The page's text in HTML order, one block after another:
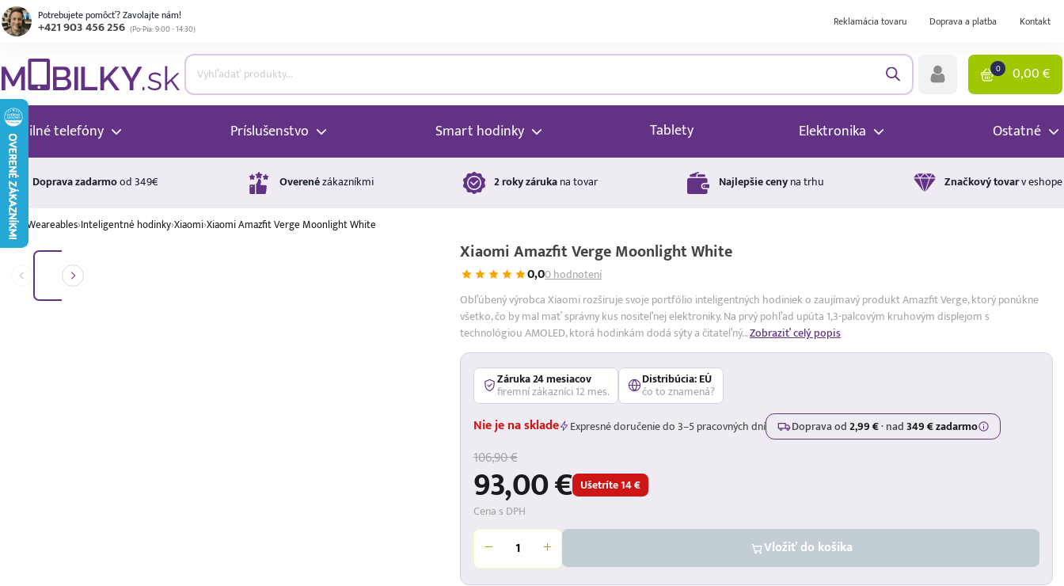
Potrebujete pomôcť? Zavolajte nám!
+421 903 456 256 (Po-Pia: 9:00 - 14:30) Reklamácia tovaru Doprava a platba Kontakt
0 0,00€
Mobilné telefóny Príslušenstvo Smart hodinky Tablety Elektronika Ostatné
Doprava zadarmood 349€ Overenézákazníkmi 2 roky zárukana tovar Najlepšie cenyna trhu Značkový tovarv eshope
Weareables›Inteligentné hodinky›Xiaomi›Xiaomi Amazfit Verge Moonlight White
Úrok Xiaomi Amazfit Verge Moonlight White
0,00 hodnotení
Obľúbený výrobca Xiaomi rozširuje svoje portfólio inteligentných hodiniek o zaujímavý produkt Amazfit Verge, ktorý ponúkne
všetko, čo by mal mať správny kus nositeľnej elektroniky. Na prvý pohľad upúta 1,3-palcovým kruhovým displejom s
technológiou AMOLED, ktorá hodinkám dodá sýty a čitateľný…Zobraziť celý popis
Záruka 24 mesiacov
firemní zákazníci 12 mes.
Distribúcia: EÚ
čo to znamená?
Nie je na sklade Expresné doručenie do 3–5 pracovných dní Doprava od2,99 €·nad349 € zadarmo
106,90 €
93,00 € Ušetríte 14 €
Cena s DPH
Vložiť do košíka